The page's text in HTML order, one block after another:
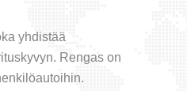
yhdistää
Rengas on